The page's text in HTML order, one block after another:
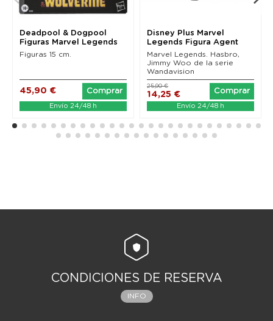
Deadpool & Dogpool
Figuras Marvel Legends
(Deadpool & Wolverine)
Figuras 15 cm.
45,90 € Comprar
Envío 24/48 h
Disney Plus Marvel
Legends Figura Agent
Jimmy Woo...
Marvel Legends. Hasbro,
Jimmy Woo de la serie
Wandavision
14,25 €
25,90 €
Comprar
Envío 24/48 h
CONDICIONES DE RESERVA
INFO